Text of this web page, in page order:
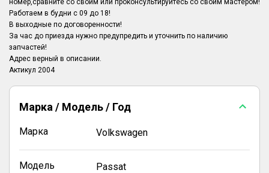
номер,сравните со своим или проконсультируйтесь со своим мастером!
Работаем в будни с 09 до 18!
В выходные по договоренности!
За час до приезда нужно предупредить и уточнить по наличию
запчастей!
Адрес верный в описании.
Марка / Модель / Год
Марка Volkswagen
Модель Passat